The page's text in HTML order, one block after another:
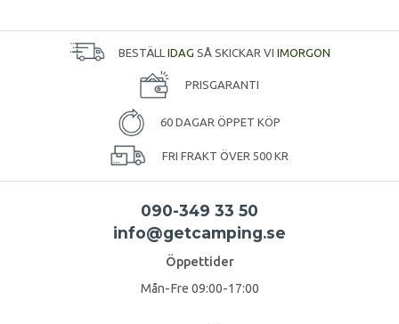
BESTÄLL IDAG SÅ SKICKAR VI IMORGON
PRISGARANTI
60 DAGAR ÖPPET KÖP
FRI FRAKT ÖVER 500 KR
090-349 33 50
info@getcamping.se
Öppettider
Mån-Fre 09:00-17:00